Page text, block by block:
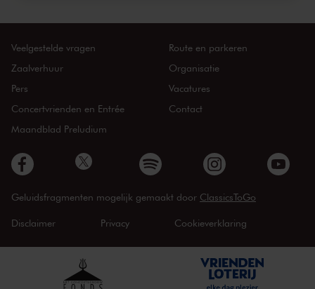
Veelgestelde vragen
Zaalverhuur
Pers
Concertvrienden en Entrée
Maandblad Preludium
Route en parkeren
Organisatie
Vacatures
Contact
Geluidsfragmenten mogelijk gemaakt door ClassicsToGo
Disclaimer Privacy Cookieverklaring